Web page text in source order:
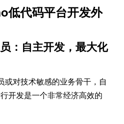
低代码平台开发外
：自主开发，最大化
或对技术敏感的业务骨干，自
开发是一个非常经济高效的